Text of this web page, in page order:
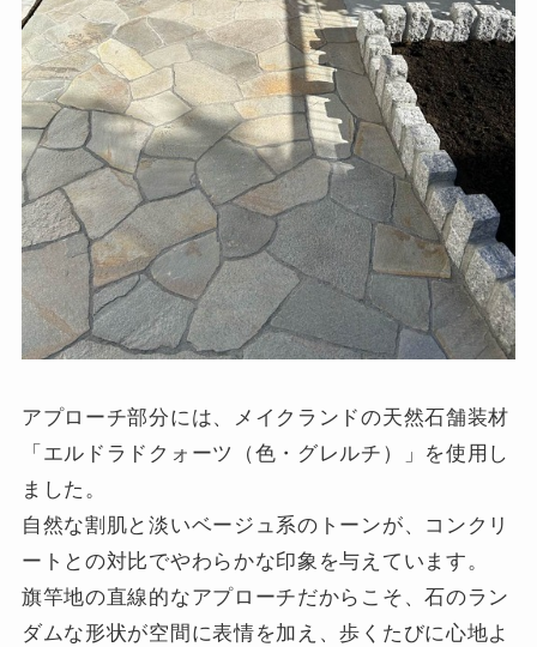
アプローチ部分には、メイクランドの天然石舗装材
「エルドラドクォーツ（色・グレルチ）」を使用し
ました。
自然な割肌と淡いベージュ系のトーンが、コンクリ
ートとの対比でやわらかな印象を与えています。
旗竿地の直線的なアプローチだからこそ、石のラン
ダムな形状が空間に表情を加え、歩くたびに心地よ